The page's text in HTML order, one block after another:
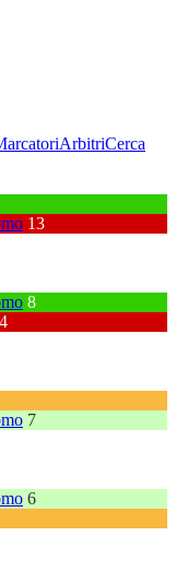
ArbitriCerca
13
8
7
6